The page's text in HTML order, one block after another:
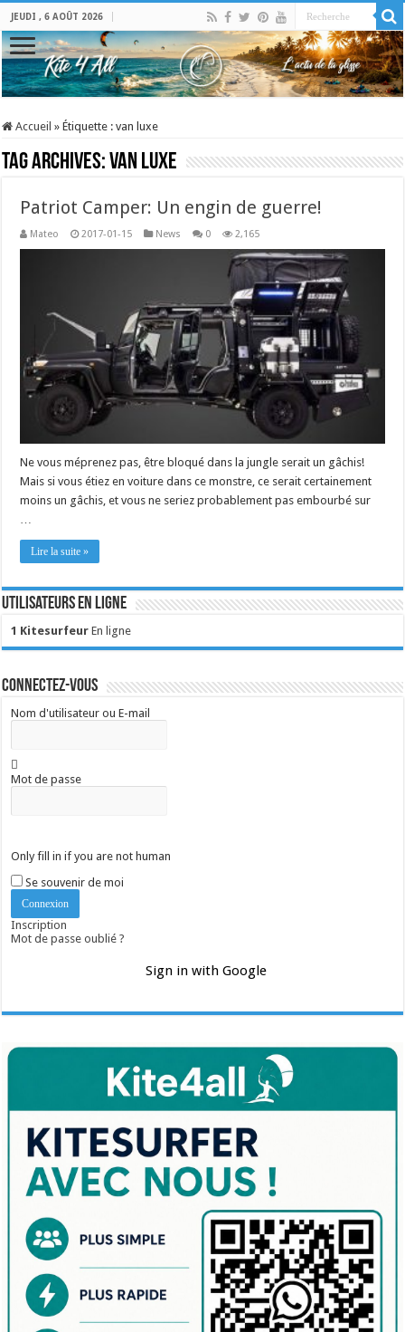
JEUDI , 6 AOÛT 2026
Accueil » Étiquette :van luxe
Tag Archives:van luxe
Patriot Camper: Un engin de guerre!
Mateo 2017-01-15 News 0 2,165
Ne vous méprenez pas, être bloqué dans la jungle serait un gâchis!
Mais si vous étiez en voiture dans ce monstre, ce serait certainement
moins un gâchis, et vous ne seriez probablement pas embourbé sur
Lire la suite »
Utilisateurs en ligne
1 Kitesurfeur En ligne
Connectez-vous
Nom d'utilisateur ou E-mail
Mot de passe
Only fill in if you are not human
Se souvenir de moi
Inscription
Mot de passe oublié ?
Sign in with Google